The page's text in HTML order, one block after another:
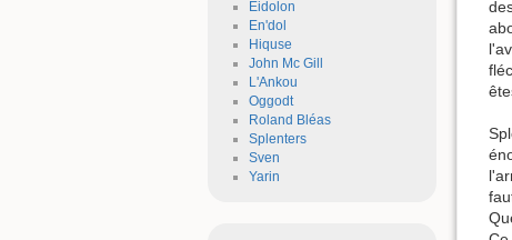
Eidolon
En'dol
Hiquse
John Mc Gill
L'Ankou
Oggodt
Roland Bléas
Splenters
Sven
Yarin